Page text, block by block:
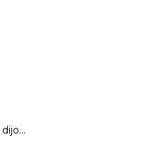
dijo…